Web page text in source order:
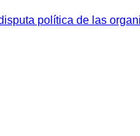
política de las